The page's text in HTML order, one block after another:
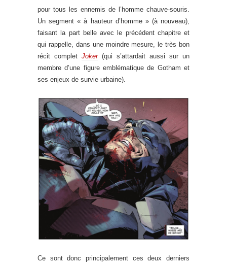
pour tous les ennemis de l’homme chauve-souris.
Un segment « à hauteur d’homme » (à nouveau),
faisant la part belle avec le précédent chapitre et
qui rappelle, dans une moindre mesure, le très bon
récit complet Joker(qui s’attardait aussi sur un
membre d’une figure emblématique de Gotham et
ses enjeux de survie urbaine).
Ce sont donc principalement ces deux derniers